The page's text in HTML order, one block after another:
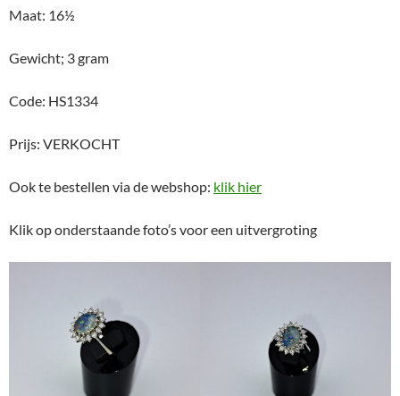
Maat: 16½
Gewicht; 3 gram
Code: HS1334
Prijs: VERKOCHT
Ook te bestellen via de webshop: klik hier
Klik op onderstaande foto’s voor een uitvergroting